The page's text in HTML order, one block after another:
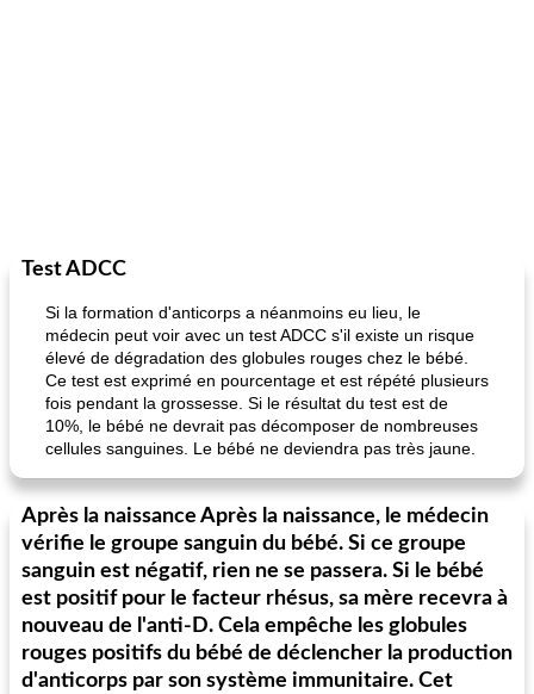
Test ADCC
Si la formation d'anticorps a néanmoins eu lieu, le
médecin peut voir avec un test ADCC s'il existe un risque
élevé de dégradation des globules rouges chez le bébé.
Ce test est exprimé en pourcentage et est répété plusieurs
fois pendant la grossesse. Si le résultat du test est de
10%, le bébé ne devrait pas décomposer de nombreuses
cellules sanguines. Le bébé ne deviendra pas très jaune.
Après la naissance Après la naissance, le médecin
vérifie le groupe sanguin du bébé. Si ce groupe
sanguin est négatif, rien ne se passera. Si le bébé
est positif pour le facteur rhésus, sa mère recevra à
nouveau de l'anti-D. Cela empêche les globules
rouges positifs du bébé de déclencher la production
d'anticorps par son système immunitaire. Cet